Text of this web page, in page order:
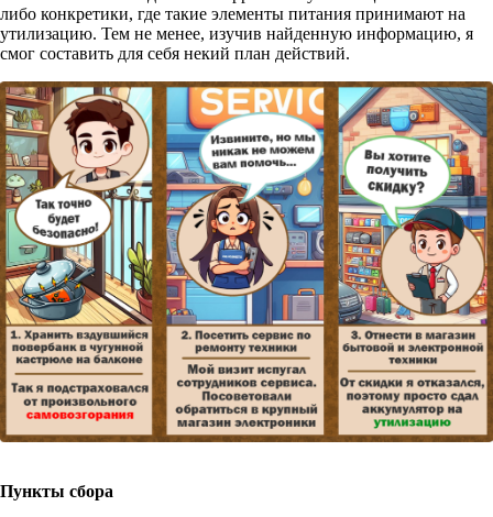
либо конкретики, где такие элементы питания принимают на
утилизацию. Тем не менее, изучив найденную информацию, я
смог составить для себя некий план действий.
Пункты сбора